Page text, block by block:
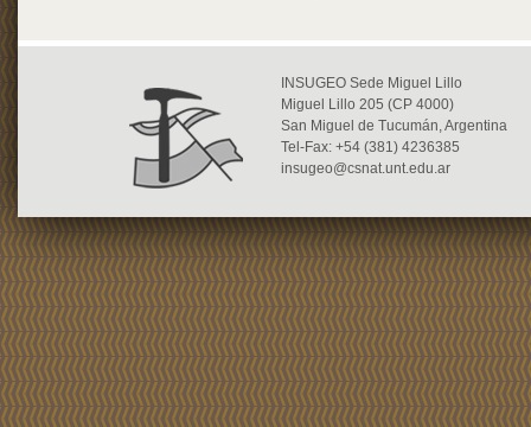
INSUGEO Sede Miguel Lillo
Miguel Lillo 205 (CP 4000)
San Miguel de Tucumán, Argentina
Tel-Fax: +54 (381) 4236385
insugeo@csnat.unt.edu.ar